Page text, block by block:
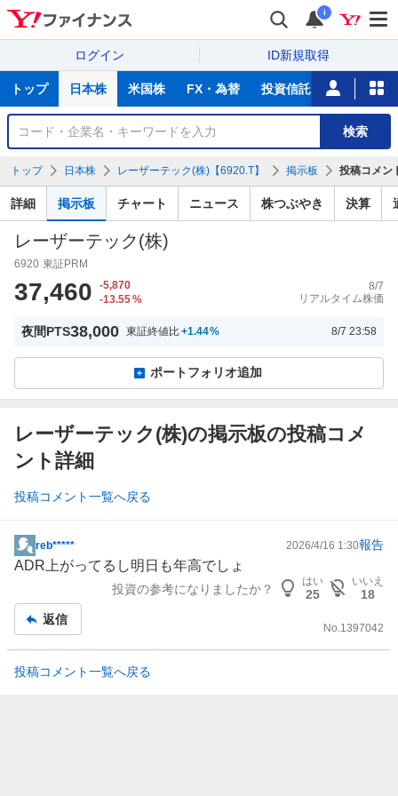
i
ログイン ID新規取得
サ
トップ 日本株 米国株 FX・為替 投資信託 ニュース
銘
検
索
検索
トップ 日本株 レーザーテック(株)【6920.T】 掲示板 投稿コメン
詳細 掲示板 チャート ニュース 株つぶやき 決算
レーザーテック(株)
6920 東証PRM
37,460
-5,870
-13.55%
8/7
リアルタイム株価
夜間PTS38,000 東証終値比+1.44% 8/7 23:58
ポートフォリオ追加
レーザーテック(株)の掲示板の投稿コメ
ント詳細
投稿コメント一覧へ戻る
掲
示
事
reb***** 2026/4/16 1:30報告
ADR 上がってるし明日も年高でしょ
投資の参考になりましたか？
はい
25
いいえ
18
返信
No.1397042
投稿コメント一覧へ戻る